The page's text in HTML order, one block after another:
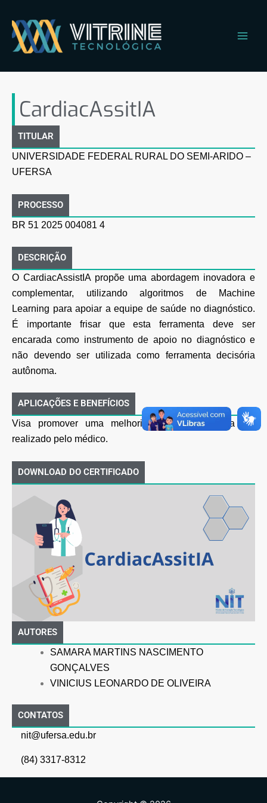
para
conteúdo
CardiacAssitIA
TITULAR
UNIVERSIDADE FEDERAL RURAL DO SEMI-ARIDO –
UFERSA
PROCESSO
BR 51 2025 004081 4
DESCRIÇÃO
O CardiacAssistIA propõe uma abordagem inovadora e
complementar, utilizando algoritmos de
Machine
Learning para apoiar a equipe de saúde no diagnóstico.
É importante frisar que esta
ferramenta deve ser
encarada como instrumento de apoio no diagnóstico e
não devendo ser
utilizada como ferramenta decisória
autônoma.
APLICAÇÕES E BENEFÍCIOS
Visa promover uma melhoria no diagnóstico a ser
realizado pelo médico.
DOWNLOAD DO CERTIFICADO
AUTORES
SAMARA MARTINS NASCIMENTO
GONÇALVES
VINICIUS LEONARDO DE OLIVEIRA
CONTATOS
nit@ufersa.edu.br
(84) 3317-8312